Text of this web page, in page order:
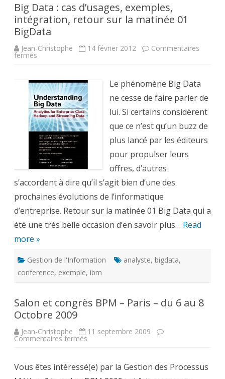
Big Data : cas d’usages, exemples,
intégration, retour sur la matinée 01
BigData
Jean-Christophe 14 février 2012 Commentaires
fermés
cas
d’usages,
exemples,
intégration,
retour
sur
la
matinée
01
BigData
Le phénomène Big Data
ne cesse de faire parler de
lui. Si certains considèrent
que ce n’est qu’un buzz de
plus lancé par les éditeurs
pour propulser leurs
offres, d’autres
s’accordent à dire qu’il s’agit bien d’une des
prochaines évolutions de l’informatique
d’entreprise. Retour sur la matinée 01 Big Data qui a
été une très belle occasion d’en savoir plus… Read
more »
Gestion de l'Information analyste, bigdata,
conference, exemple, ibm
Salon et congrès BPM – Paris – du 6 au 8
Octobre 2009
Jean-Christophe 11 septembre 2009
Commentaires fermés
BPM
–
Vous êtes intéressé(e) par la Gestion des Processus